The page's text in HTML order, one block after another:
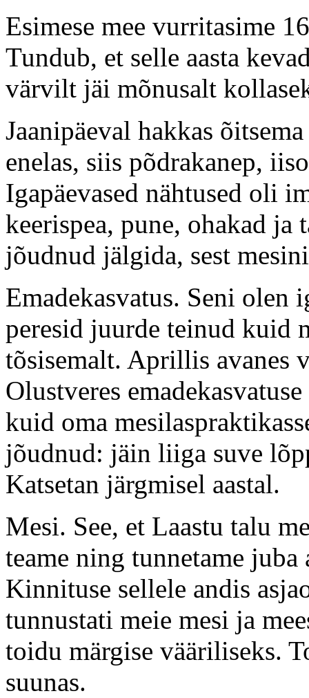
Esimese mee vurritasime
Tundub, et selle aasta
värvilt jäi mõnusalt
Jaanipäeval hakkas
enelas, siis põdrakanep,
Igapäevased nähtused oli
keerispea, pune, ohakad ja
jõudnud jälgida, sest
Emadekasvatus. Seni olen
peresid juurde teinud kuid
tõsisemalt. Aprillis avanes
Olustveres
kuid oma
jõudnud: jäin liiga suve
Katsetan järgmisel aastal.
Mesi. See, et Laastu talu
teame ning tunnetame
Kinnituse sellele andis
tunnustati meie mesi ja
toidu märgise vääriliseks.
suunas.